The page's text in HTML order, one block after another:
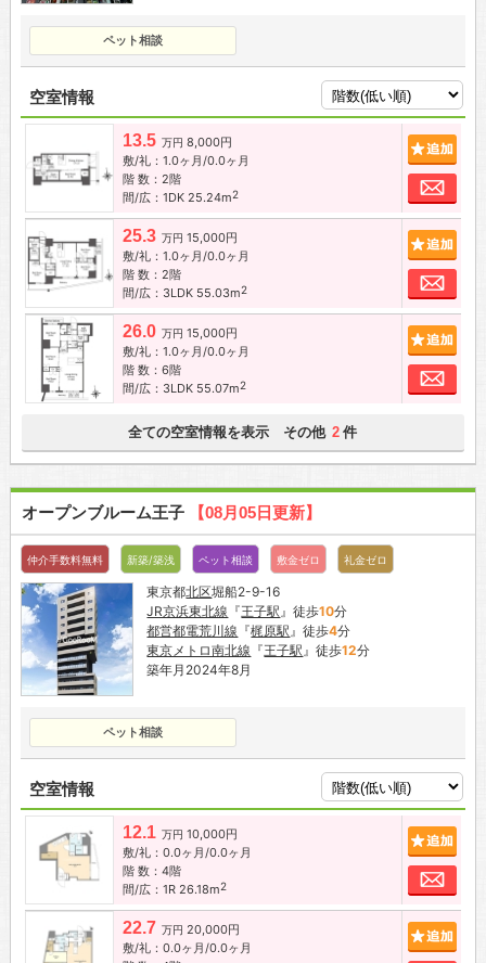
ペット相談
空室情報
13.5 万円 8,000円
敷/礼：1.0ヶ月/0.0ヶ月
階 数：2階
間/広：1DK 25.24m2
お
25.3 万円 15,000円
敷/礼：1.0ヶ月/0.0ヶ月
階 数：2階
間/広：3LDK 55.03m2
お
26.0 万円 15,000円
敷/礼：1.0ヶ月/0.0ヶ月
階 数：6階
間/広：3LDK 55.07m2
お
全ての空室情報を表示 その他 2 件
オープンブルーム王子 【08月05日更新】
仲介手数料無料 新築/築浅 ペット相談 敷金ゼロ 礼金ゼロ
東京都北区堀船2-9-16
JR京浜東北線 『王子駅 』徒歩10分
都営都電荒川線 『梶原駅 』徒歩4分
東京メトロ南北線 『王子駅 』徒歩12分
築年月2024年8月
ペット相談
空室情報
12.1 万円 10,000円
敷/礼：0.0ヶ月/0.0ヶ月
階 数：4階
間/広：1R 26.18m2
お
22.7 万円 20,000円
敷/礼：0.0ヶ月/0.0ヶ月